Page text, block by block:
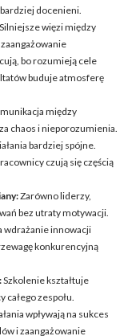
docenieni.
Silniejsze więzi między
bo rozumieją cele
buduje atmosferę
między
chaos i nieporozumienia.
bardziej spójne.
czują się częścią
Zarówno liderzy,
bez utraty motywacji.
wdrażanie innowacji
konkurencyjną
Szkolenie kształtuje
całego zespołu.
wpływają na sukces
i zaangażowanie